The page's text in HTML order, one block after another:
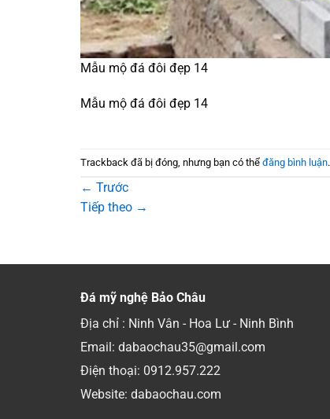
Mẫu mộ đá đôi đẹp 14
Mẫu mộ đá đôi đẹp 14
Trackback đã bị đóng, nhưng bạn có thể đăng bình luận.
← Trước
Tiếp theo →
Đá mỹ nghệ Bảo Châu
Địa chỉ : Ninh Vân - Hoa Lư - Ninh Bình
Email: dabaochau35@gmail.com
Điện thoại: 0912.957.222
Website: dabaochau.com